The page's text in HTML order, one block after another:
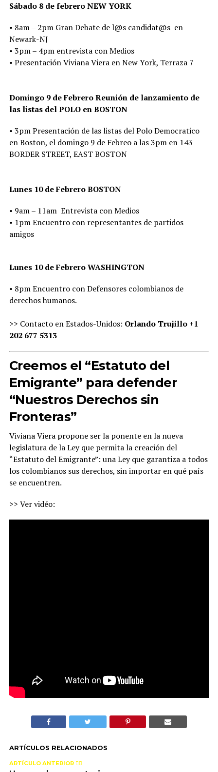
Sábado 8 de febrero NEW YORK
• 8am – 2pm Gran Debate de l@s candidat@s en
Newark-NJ
• 3pm – 4pm entrevista con Medios
• Presentación Viviana Viera en New York, Terraza 7
Domingo 9 de Febrero Reunión de lanzamiento de
las listas del POLO en BOSTON
• 3pm Presentación de las listas del Polo Democratico
en Boston, el domingo 9 de Febreo a las 3pm en 143
BORDER STREET, EAST BOSTON
Lunes 10 de Febrero BOSTON
• 9am – 11am Entrevista con Medios
• 1pm Encuentro con representantes de partidos
amigos
Lunes 10 de Febrero WASHINGTON
• 8pm Encuentro con Defensores colombianos de
derechos humanos.
>> Contacto en Estados-Unidos: Orlando Trujillo +1
202 677 5313
Creemos el “Estatuto del
Emigrante” para defender
“Nuestros Derechos sin
Fronteras”
Viviana Viera propone ser la ponente en la nueva
legislatura de la Ley que permita la creación del
“Estatuto del Emigrante”: una Ley que garantiza a todos
los colombianos sus derechos, sin importar en qué país
se encuentren.
>> Ver vidéo:
ARTÍCULOS RELACIONADOS
ARTÍCULO ANTERIOR 👉🏻